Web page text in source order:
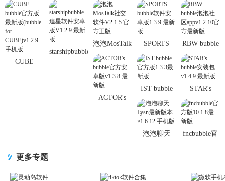
CUBE
starshipbubble
泡泡MosTalk
社交软件
V2.1.5 官方
正版
SPORTS
bubble软件
安卓版1.3.9
最新版
RBW bubble
泡泡社区
appv1.2.10官
方最新版
ACTOR's
IST bubble
官方版1.3.3
最新版
STAR's
bubble安装
包v1.4.9 最
泡泡聊天
fncbubble官
更多专题